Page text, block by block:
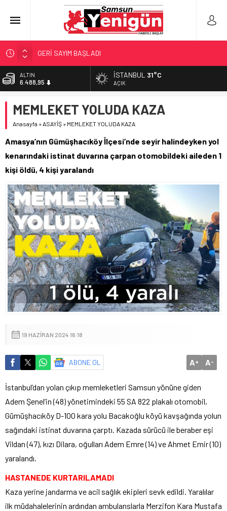
GERİ SAYIM BAŞLADI
SAMSUNSPOR’DA HEDEF 5’İNCİLİK!
‘BAFRA’YA YATIRIM YAPIN!’
YÖNETİCİ SEÇERKEN YAPILAN EN BÜYÜK HATALAR
ALTIN
6.488,95
13.798,82
DOLAR
54,9646
İSTANBUL 31°C
AÇIK
MEMLEKET YOLUDA KAZA
Anasayfa »ASAYİŞ » MEMLEKET YOLUDA KAZA
Amasya’nın Gümüşhacıköy İlçesi’nde seyir halindeyken yol
kenarındaki istinat duvarına çarpan otomobildeki aileden 1
kişi öldü, 4 kişi yaralandı
19 HAZIRAN 2024 16:18
ABONE OL A+ A-
İstanbul’dan yolan çıkıp memleketleri Samsun yönüne giden
Adem Şenel’in (48) yönetimindeki 55 SA 822 plakalı otomobil,
Gümüşhacıköy D-100 kara yolu Bacakoğlu köyü kavşağında yolun
sağındaki istinat duvarına çarptı. Kazada sürücü ile beraber eşi
Vildan (47), kızı Dilara, oğulları Adem Emre (14) ve Ahmet Emir (10)
yaralandı.
HASTANEDE KURTARILAMADI
Kaza yerine jandarma ve acil sağlık ekipleri sevk edildi. Yaralılar
ilk müdahalelerinin ardından ambulanslarla Merzifon Kara Mustafa